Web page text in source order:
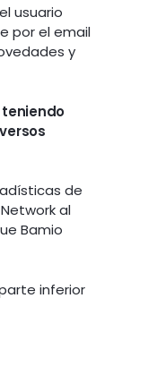
usuario
por el email
y
de
al
Bamio
inferior